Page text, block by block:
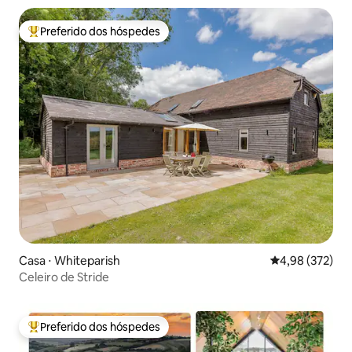
Entre os melhores preferidos dos hóspedes
Preferido dos hóspedes
Casa ⋅ Whiteparish 4,98 de uma
4,98 (372)
Celeiro de Stride
Entre os melhores preferidos dos hóspedes
Preferido dos hóspedes